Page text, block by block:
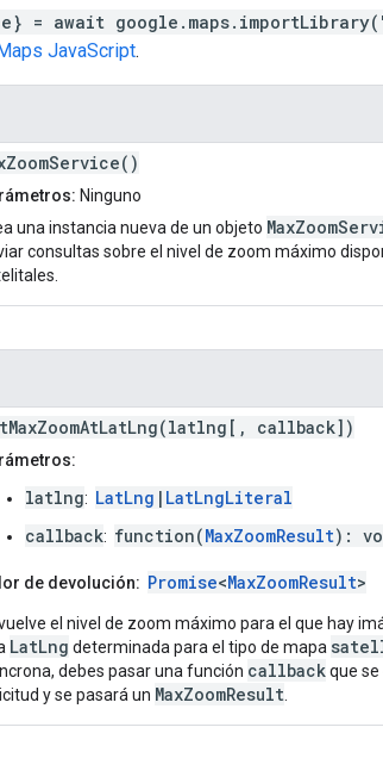
= await
JavaScript.
Ninguno
una instancia nueva de un objeto
consultas sobre el nivel de zoom máximo
callback])
latlng: LatLng | LatLngLiteral
callback: function(MaxZoomResult):
de devolución: Promise<MaxZoomResult>
el nivel de zoom máximo para el que hay
LatLng determinada para el tipo de mapa
debes pasar una función callbackque
y se pasará un MaxZoomResult